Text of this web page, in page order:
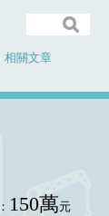
相關文章
150萬元